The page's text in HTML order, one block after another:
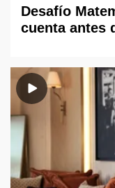
Desafío
cuenta antes